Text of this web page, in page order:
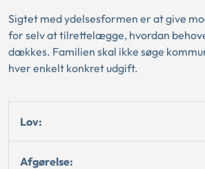
Sigtet med ydelsesformen er at give
for selv at tilrettelægge, hvordan
dækkes. Familien skal ikke søge
hver enkelt konkret udgift.
Lov:
Afgørelse: